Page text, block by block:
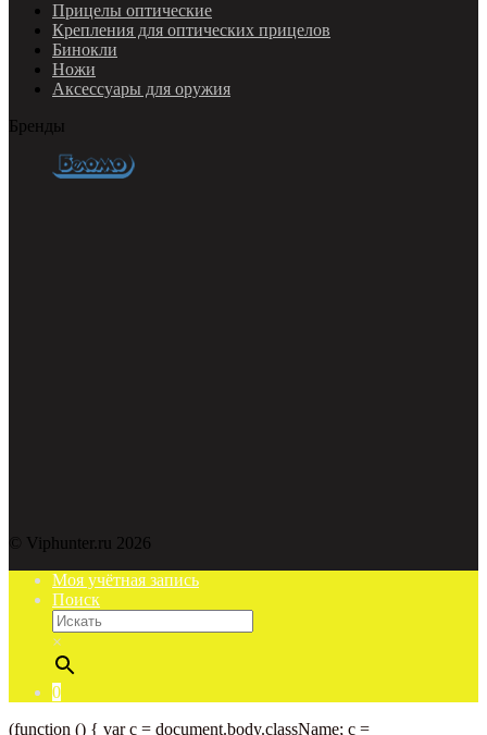
Прицелы оптические
Крепления для оптических прицелов
Бинокли
Ножи
Аксессуары для оружия
Бренды
© Viphunter.ru 2026
Моя учётная запись
Поиск
×
0
(function () { var c = document.body.className; c =